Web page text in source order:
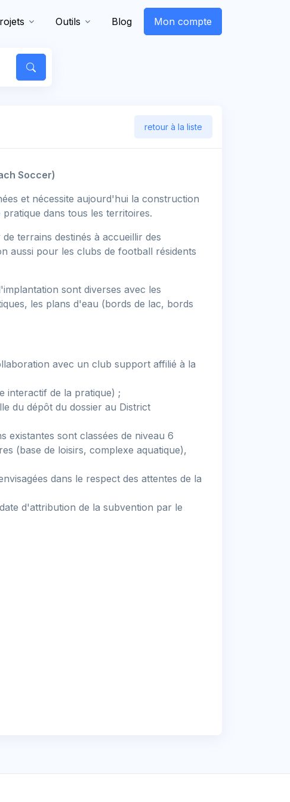
Outils Blog Mon compte
retour à la liste
Soccer)
et nécessite aujourd'hui la construction
dans tous les territoires.
terrains destinés à accueillir des
aussi pour les clubs de football résidents
sont diverses avec les
les plans d'eau (bords de lac, bords
avec un club support affilié à la
interactif de la pratique) ;
du dépôt du dossier au District
existantes sont classées de niveau 6
(base de loisirs, complexe aquatique),
dans le respect des attentes de la
d'attribution de la subvention par le